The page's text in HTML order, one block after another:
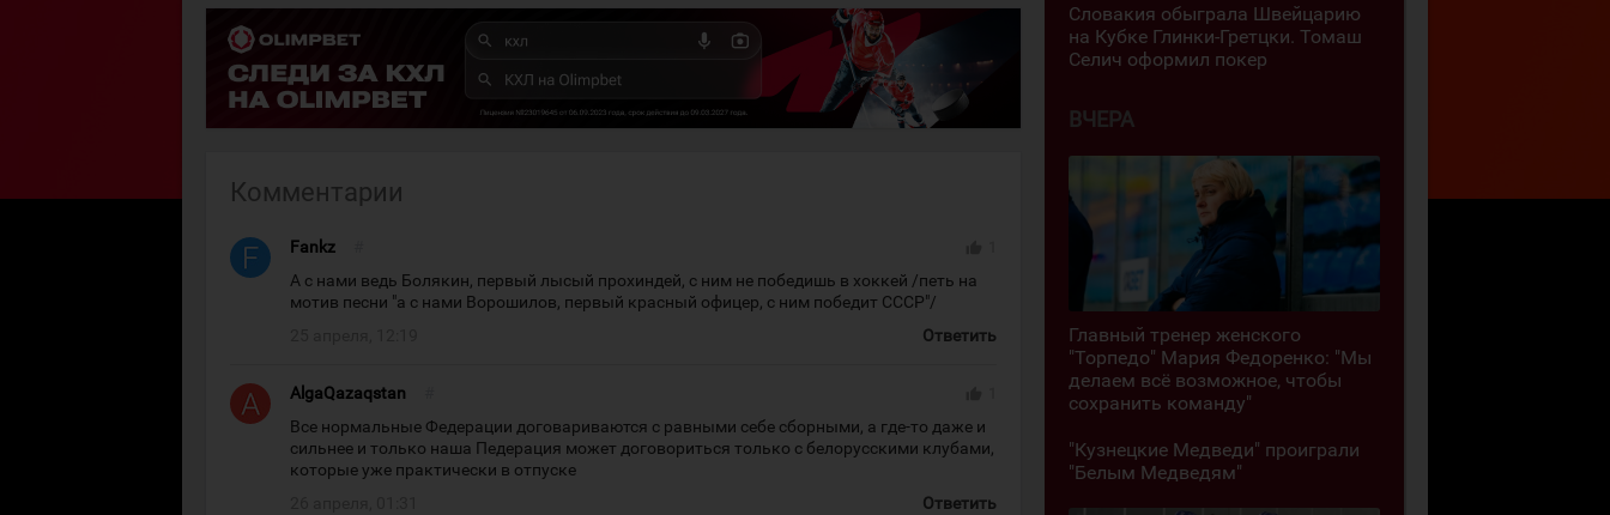
Комментарии
Fankz
А с нами ведь Болякин, первый лысый прохиндей, с ним не победишь в хоккей /петь на
мотив песни "а с нами Ворошилов, первый красный офицер, с ним победит СССР"/
Ответить
AlgaQazaqstan
Все нормальные Федерации договариваются с равными себе сборными, а где-то даже и
сильнее и только наша Педерация может договориться только с белорусскими клубами,
которые уже практически в отпуске
Ответить
Словакия обыграла Швейцарию
на Кубке Глинки-Гретцки. Томаш
Селич оформил покер
ВЧЕРА
Главный тренер женского
"Торпедо" Мария Федоренко: "Мы
делаем всё возможное, чтобы
сохранить команду"
"Кузнецкие Медведи" проиграли
"Белым Медведям"